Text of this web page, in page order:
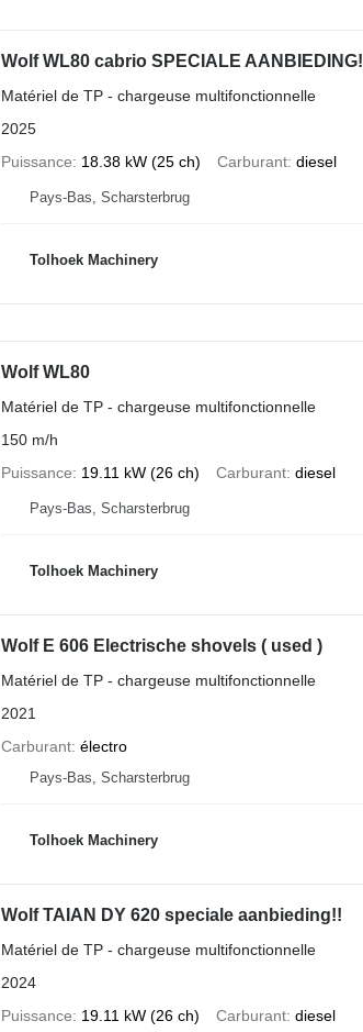
Wolf WL80 cabrio SPECIALE AANBIEDING!
Matériel de TP - chargeuse multifonctionnelle
2025
Puissance
18.38 kW (25 ch) Carburant diesel
Pays-Bas, Scharsterbrug
Tolhoek Machinery
Wolf WL80
Matériel de TP - chargeuse multifonctionnelle
150 m/h
Puissance
19.11 kW (26 ch) Carburant diesel
Pays-Bas, Scharsterbrug
Tolhoek Machinery
Wolf E 606 Electrische shovels ( used )
Matériel de TP - chargeuse multifonctionnelle
2021
Carburant électro
Pays-Bas, Scharsterbrug
Tolhoek Machinery
Wolf TAIAN DY 620 speciale aanbieding!!
Matériel de TP - chargeuse multifonctionnelle
2024
Puissance
19.11 kW (26 ch) Carburant diesel